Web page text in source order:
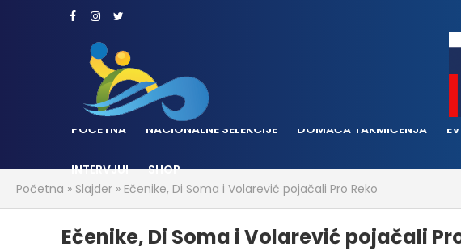
POČETNA NACIONALNE SELEKCIJE DOMAĆA TAKMIČENJA
INTERVJUI
SHOP
Početna » Slajder » Ečenike, Di Soma i Volarević pojačali Pro Reko
Ečenike, Di Soma i Volarević pojačali